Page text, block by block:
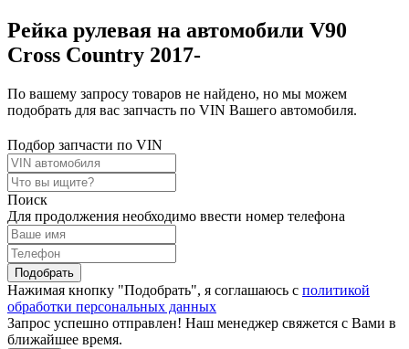
Рейка рулевая на автомобили V90
Cross Country 2017-
По вашему запросу товаров не найдено, но мы можем
подобрать для вас запчасть по VIN Вашего автомобиля.
Подбор запчасти по VIN
Поиск
Для продолжения необходимо ввести номер телефона
Подобрать
Нажимая кнопку "Подобрать", я соглашаюсь с политикой
обработки персональных данных
Запрос успешно отправлен! Наш менеджер свяжется с Вами в
ближайшее время.